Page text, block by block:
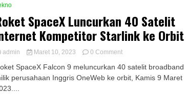
SpaceX Luncurkan 40 Satelit
Kompetitor Starlink ke Orbit
admin Maret 10, 2023 0 Commenton
SpaceX
Luncurkan
SpaceX Falcon 9 meluncurkan 40 satelit broadband
perusahaan Inggris OneWeb ke orbit, Kamis 9 Maret